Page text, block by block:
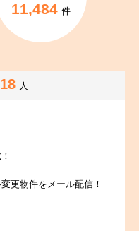
11,484 件
人
更物件をメール配信！